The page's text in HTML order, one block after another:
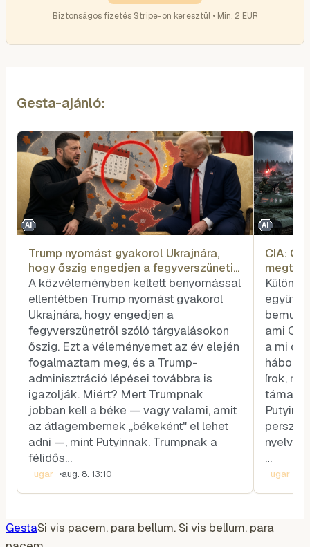
Biztonságos fizetés Stripe-on keresztül • Min. 2 EUR
Gesta-ajánló:
AI
Trump nyomást gyakorol Ukrajnára,
hogy őszig engedjen a fegyverszüneti
tárgyalásokon
A közvéleményben keltett benyomással
ellentétben Trump nyomást gyakorol
Ukrajnára, hogy engedjen a
fegyverszünetről szóló tárgyalásokon
őszig. Ezt a véleményemet az év elején
fogalmaztam meg, és a Trump-
adminisztráció lépései továbbra is
igazolják. Miért? Mert Trumpnak
jobban kell a béke — vagy valami, amit
az átlagembernek „békeként" el lehet
adni —, mint Putyinnak. Trumpnak a
félidős…
ugar •aug. 8. 13:10
AI
CIA:
Külön-
együtt
ami
a mi
háború
írok,
Putyin
persze
…
ugar
GestaSi vis pacem, para bellum. Si vis bellum, para